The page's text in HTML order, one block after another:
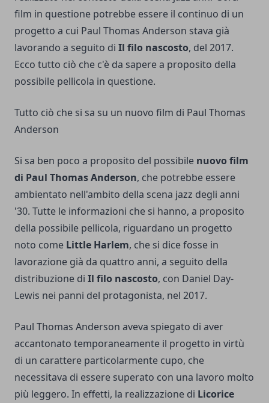
film in questione potrebbe essere il continuo di un
progetto a cui Paul Thomas Anderson stava già
lavorando a seguito di Il filo nascosto, del 2017.
Ecco tutto ciò che c'è da sapere a proposito della
possibile pellicola in questione.
Tutto ciò che si sa su un nuovo film di Paul Thomas
Anderson
Si sa ben poco a proposito del possibile nuovo film
di Paul Thomas Anderson, che potrebbe essere
ambientato nell'ambito della scena jazz degli anni
'30. Tutte le informazioni che si hanno, a proposito
della possibile pellicola, riguardano un progetto
noto come Little Harlem, che si dice fosse in
lavorazione già da quattro anni, a seguito della
distribuzione di Il filo nascosto, con Daniel Day-
Lewis nei panni del protagonista, nel 2017.
Paul Thomas Anderson aveva spiegato di aver
accantonato temporaneamente il progetto in virtù
di un carattere particolarmente cupo, che
necessitava di essere superato con una lavoro molto
più leggero. In effetti, la realizzazione di Licorice